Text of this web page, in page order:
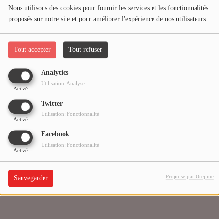
Nous utilisons des cookies pour fournir les services et les fonctionnalités
proposés sur notre site et pour améliorer l'expérience de nos utilisateurs.
Tout accepter Tout refuser
Analytics
Activé
Utilisation: Analyse
Twitter
Activé
Utilisation: Fonctionnalité
Facebook
Activé
Utilisation: Fonctionnalité
Sauvegarder Propulsé par Orejime
Médias
PODCASTS
Agenda
Titres diffusés
Se connecter
Oups, vous avez
rencontré une erreur.
Il semble que la page que vous recherchez n’existe plus.